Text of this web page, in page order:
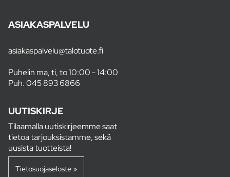
ASIAKASPALVELU
asiakaspalvelu@talotuote.fi
Puhelin ma, ti, to 10:00 - 14:00
Puh.045 893 6866
UUTISKIRJE
Tilaamalla uutiskirjeemme saat
tietoa tarjouksistamme, sekä
uusista tuotteista!
Tietosuojaseloste »